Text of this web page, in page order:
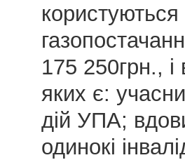
175 250грн., і
яких є:
дій УПА;
одинокі